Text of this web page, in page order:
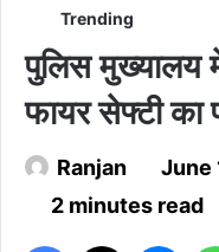
Trending
पुलिस मुख्यालय में
फायर सेफ्टी का
Ranjan June
2 minutes read